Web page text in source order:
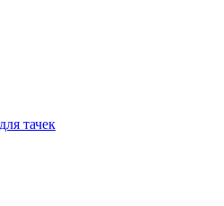
тачек